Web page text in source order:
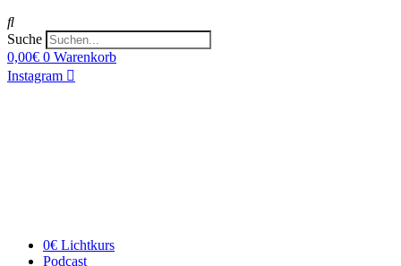
Suche
0,00€ 0 Warenkorb
Instagram
0€ Lichtkurs
Podcast